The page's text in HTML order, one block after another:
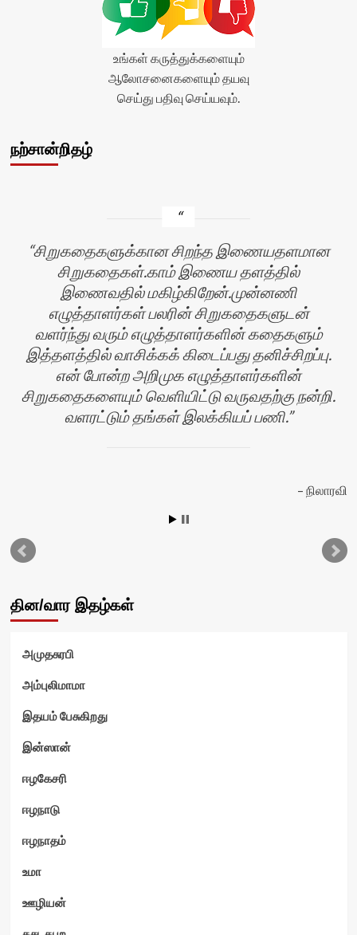
உங்கள் கருத்துக்களையும்
ஆலோசனைகளையும் தயவு
செய்து பதிவு செய்யவும்.
நற்சான்றிதழ்
சிறுகதைகளுக்கான சிறந்த இணையதளமான
சிறுகதைகள்.காம் இணைய தளத்தில்
இணைவதில் மகிழ்கிறேன்.முன்னணி
எழுத்தாளர்கள் பலரின் சிறுகதைகளுடன்
வளர்ந்து வரும் எழுத்தாளர்களின் கதைகளும்
இத்தளத்தில் வாசிக்கக் கிடைப்பது தனிச்சிறப்பு.
என் போன்ற அறிமுக எழுத்தாளர்களின்
சிறுகதைகளையும் வெளியிட்டு வருவதற்கு நன்றி.
வளரட்டும் தங்கள் இலக்கியப் பணி.
நிலாரவி
தின/வார இதழ்கள்
அமுதசுரபி
அம்புலிமாமா
இதயம் பேசுகிறது
இன்ஸான்
ஈழகேசரி
ஈழநாடு
ஈழநாதம்
உமா
ஊழியன்